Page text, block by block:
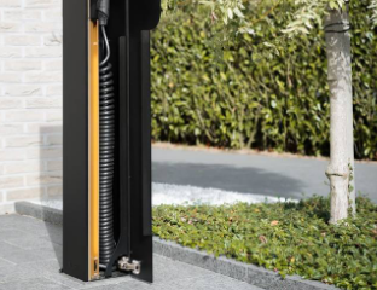
De meest duurzame kassei